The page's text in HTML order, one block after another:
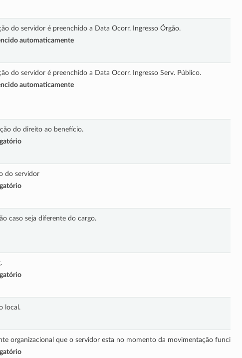
do servidor é preenchido a Data Ocorr. Ingresso Órgão.
automaticamente
do servidor é preenchido a Data Ocorr. Ingresso Serv. Público.
automaticamente
do direito ao benefício.
do servidor
caso seja diferente do cargo.
local.
organizacional que o servidor esta no momento da movimentação funcional.